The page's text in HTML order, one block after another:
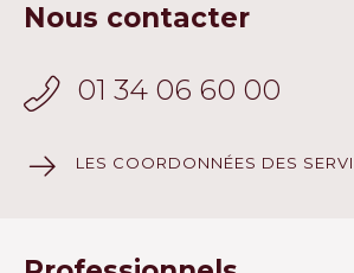
Nous contacter
01 34 06 60 00
LES COORDONNÉES DES